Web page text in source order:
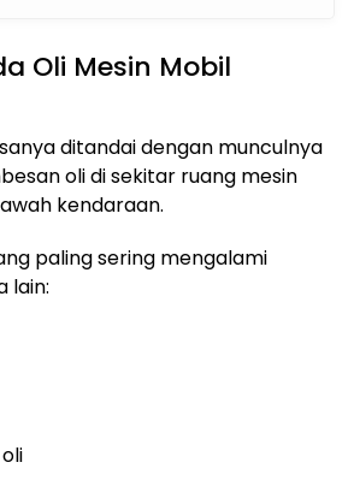
Oli Mesin Mobil
ditandai dengan munculnya
oli di sekitar ruang mesin
kendaraan.
paling sering mengalami
lain: